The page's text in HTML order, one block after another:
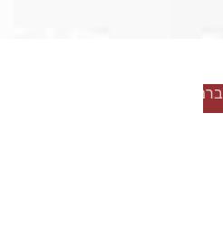
ברמודה קומנדו חגורה